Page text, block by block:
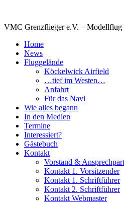
VMC Grenzflieger e.V. – Modellflug
Home
News
Fluggelände
Köckelwick Airfield
…tief im Westen…
Anfahrt
Für das Navi
Wie alles begann
In den Medien
Termine
Interessiert?
Gästebuch
Kontakt
Vorstand &
Kontakt 1. Vorsitzender
Kontakt 1. Schriftführer
Kontakt 2. Schriftführer
Kontakt Webmaster